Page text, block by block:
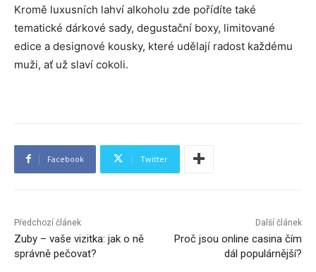
Kromě luxusních lahví alkoholu zde pořídíte také
tematické dárkové sady, degustační boxy, limitované
edice a designové kousky, které udělají radost každému
muži, ať už slaví cokoli.
Facebook Twitter
Předchozí článek
Zuby – vaše vizitka: jak o ně
správně pečovat?
Další článek
Proč jsou online casina čím
dál populárnější?